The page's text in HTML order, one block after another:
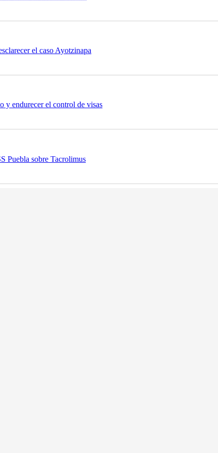
el caso Ayotzinapa
y endurecer el control de visas
Puebla sobre Tacrolimus